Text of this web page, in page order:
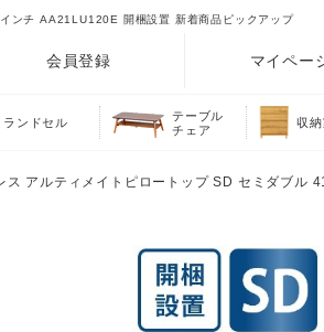
ンチ AA21LU120E 開梱設置 新着商品ピックアップ
会員登録 マイペー
ランドセル
テーブル
チェア
収納
ス アルティメイトピロートップ SD セミダブル